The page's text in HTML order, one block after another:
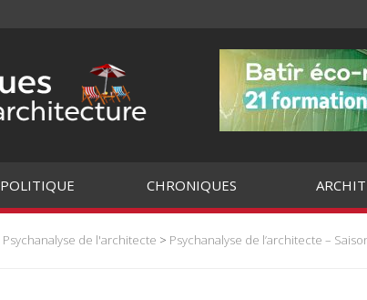
POLITIQUE CHRONIQUES
Psychanalyse de l'architecte > Psychanalyse de l’architecte –